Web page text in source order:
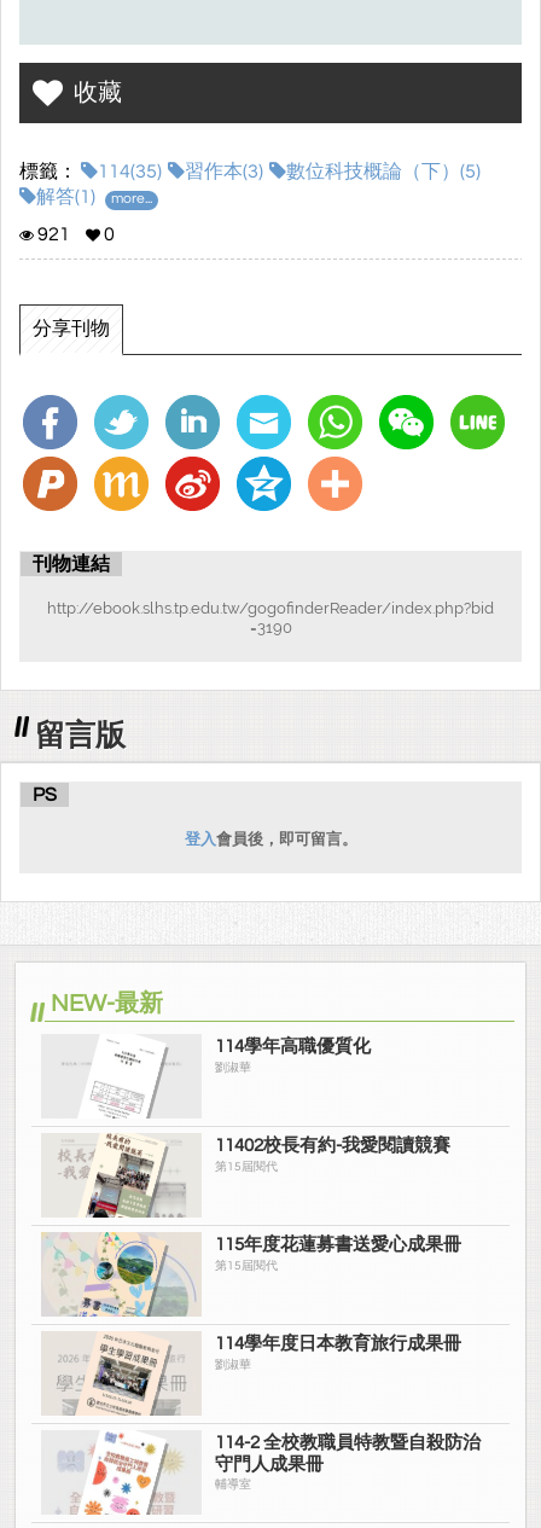
收藏
標籤： 114(35) 習作本(3)
數位科技概論（下）(5)
解答(1)
more...
921 0
分享刊物
刊物連結
http://ebook.slhs.tp.edu.tw/gogofinderReader/index.php?bid
=3190
留言版
PS
登入會員後，即可留言。
NEW-最新
114學年高職優質化
劉淑華
11402校長有約-我愛閱讀競賽
第15屆閱代
115年度花蓮募書送愛心成果冊
第15屆閱代
114學年度日本教育旅行成果冊
劉淑華
114-2 全校教職員特教暨自殺防治
守門人成果冊
輔導室